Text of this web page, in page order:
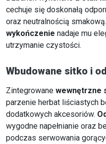
cechuje się doskonałą
oraz neutralnością smakową.
wykończenie nadaje mu
utrzymanie czystości.
Wbudowane sitko i
Zintegrowane wewnętrzne
parzenie herbat liściastych
dodatkowych akcesoriów.
wygodne napełnianie oraz
podczas serwowania